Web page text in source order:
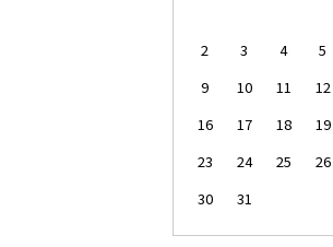
2
3 4 5
9
10 11 12
16
17 18 19
23
24 25 26
30
31